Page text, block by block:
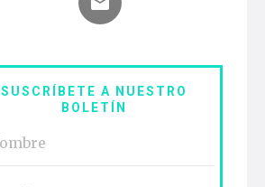
SUSCRÍBETE A NUESTRO
BOLETÍN